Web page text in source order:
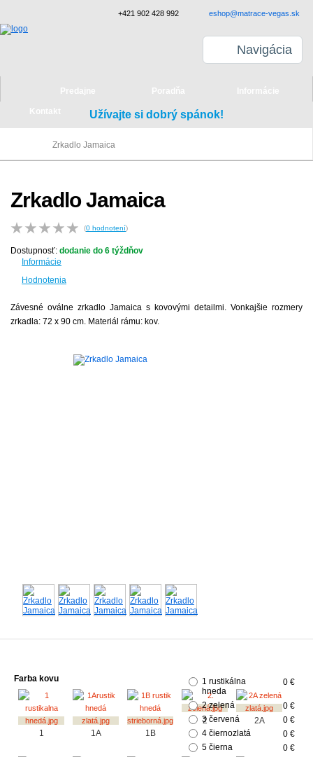
Užívajte si dobrý spánok!
Zrkadlo Jamaica
Zrkadlo Jamaica
(0 hodnotení)
Dostupnosť: dodanie do 6 týždňov
Informácie
Hodnotenia
Závesné oválne zrkadlo Jamaica s kovovými detailmi. Vonkajšie rozmery
zrkadla: 72 x 90 cm. Materiál rámu: kov.
Farba kovu
1 1A 1B
2 2A
1 rustikálna
hneda
0 €
2 zelená
0 €
3 červená
0 €
4 čiernozlatá
0 €
5 čierna
0 €
+421 902 428 992 eshop@matrace-vegas.sk
Navigácia
Predajne Poradňa Informácie
Kontakt